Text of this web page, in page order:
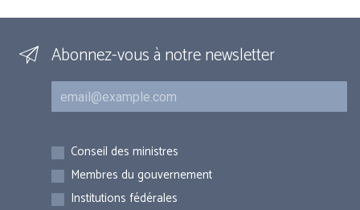
Abonnez-vous à notre newsletter
Courriel
Inscriptions
Conseil des ministres
Membres du gouvernement
Institutions fédérales